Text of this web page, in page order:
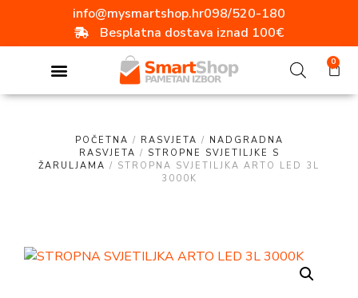
info@mysmartshop.hr098/520-180
Besplatna dostava iznad 100€
0
POČETNA / RASVJETA / NADGRADNA
RASVJETA / STROPNE SVJETILJKE S
ŽARULJAMA / STROPNA SVJETILJKA ARTO LED 3L
3000K